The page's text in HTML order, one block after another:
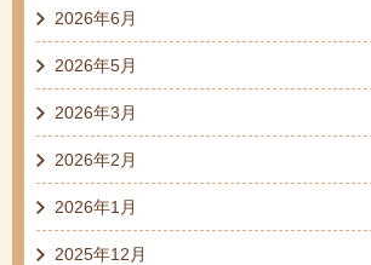
2026年6月
2026年5月
2026年3月
2026年2月
2026年1月
2025年12月